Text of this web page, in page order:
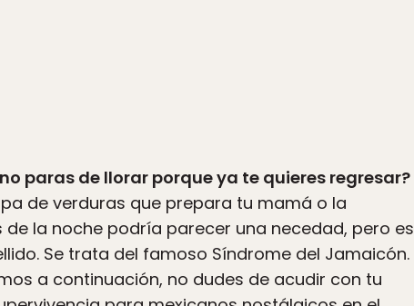
paras de llorar porque ya te quieres regresar?
de verduras que prepara tu mamá o la
la noche podría parecer una necedad, pero es
Se trata del famoso Síndrome del Jamaicón.
a continuación, no dudes de acudir con tu